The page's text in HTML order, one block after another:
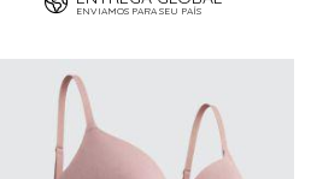
ENVIAMOS PARA SEU PAÍS